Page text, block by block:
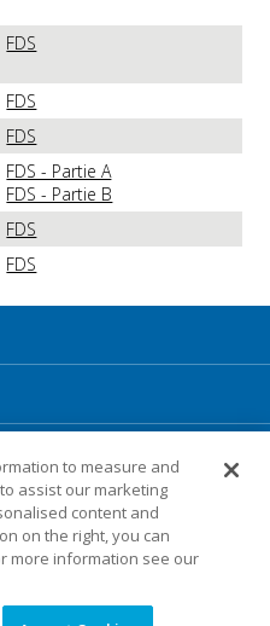
FDS
FDS
FDS
FDS - Partie A
FDS - Partie B
FDS
FDS
to measure and
assist our marketing
content and
on the right, you can
more information see our